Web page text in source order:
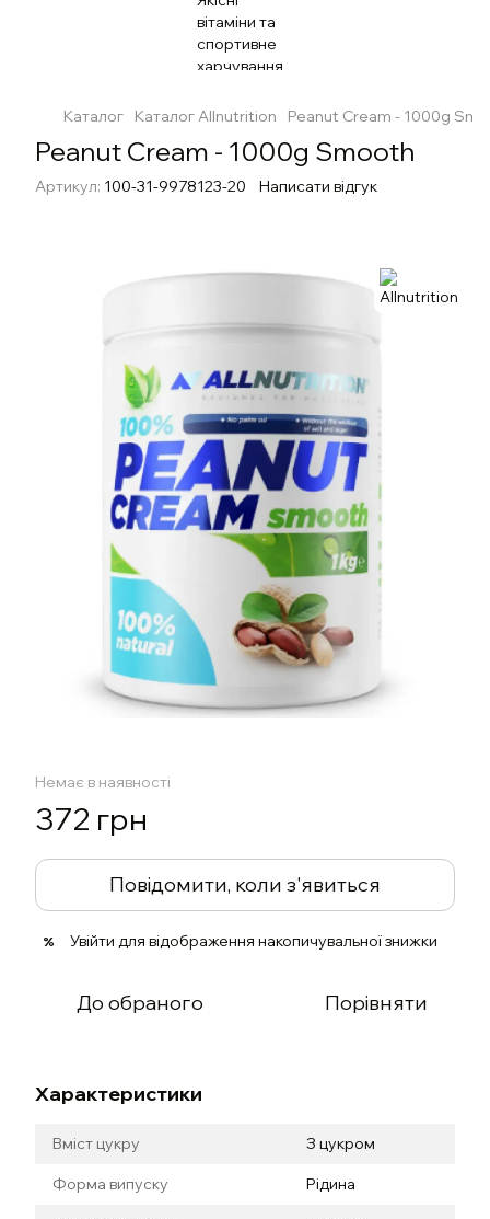
Каталог Каталог Allnutrition Peanut Cream - 1000g
Peanut Cream - 1000g Smooth
Артикул: 100-31-9978123-20 Написати відгук
Немає в наявності
372 грн
Повідомити, коли з'явиться
% Увійти для відображення накопичувальної знижки
До обраного Порівняти
Характеристики
Вміст цукру З цукром
Форма випуску Рідина